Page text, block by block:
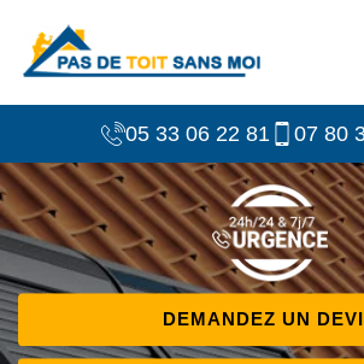
05 33 06 22 81 07 80
DEMANDEZ UN